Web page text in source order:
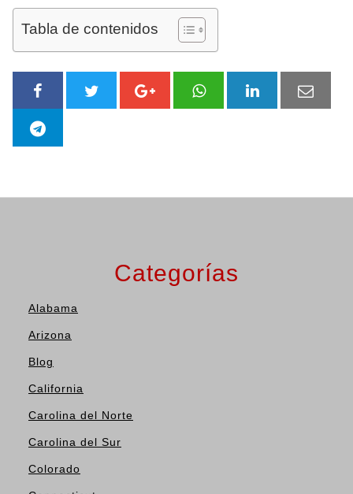
Tabla de contenidos
Categorías
Alabama
Arizona
Blog
California
Carolina del Norte
Carolina del Sur
Colorado